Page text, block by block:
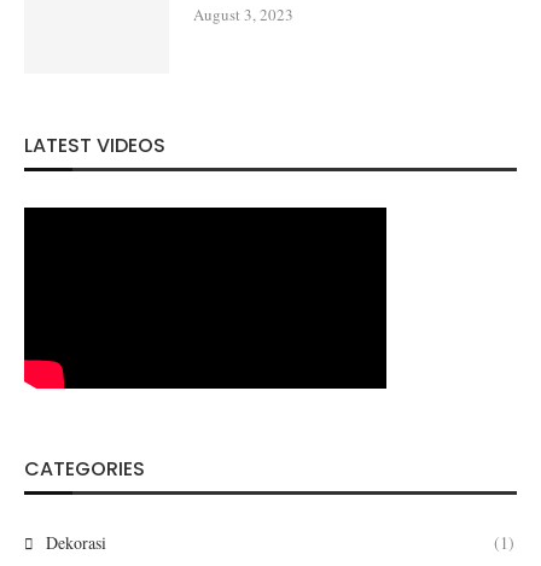
August 3, 2023
LATEST VIDEOS
CATEGORIES
Dekorasi (1)